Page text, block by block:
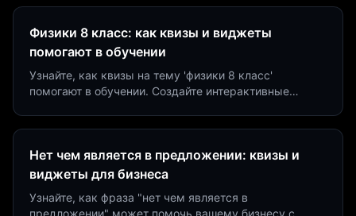
Физики 8 класс: как квизы и виджеты
помогают в обучении
Узнайте, как квизы на тему 'физики 8 класс'
помогают в обучении. Создайте интерактивные
Нет чем является в предложении: квизы и
виджеты для бизнеса
Узнайте, как фраза "нет чем является в